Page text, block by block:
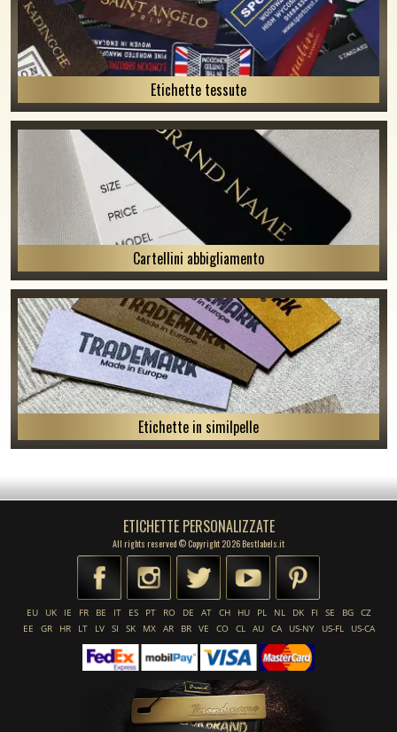
Etichette tessute
Cartellini abbigliamento
Etichette in similpelle
ETICHETTE PERSONALIZZATE
All rights reserved © Copyright 2026 Bestlabels.it
EU UK IE FR BE IT ES PT RO DE AT CH HU PL NL DK FI SE BG
CZ
EE
GR HR LT LV SI SK MX AR BR VE CO CL AU CA US-NY US-FL US-CA